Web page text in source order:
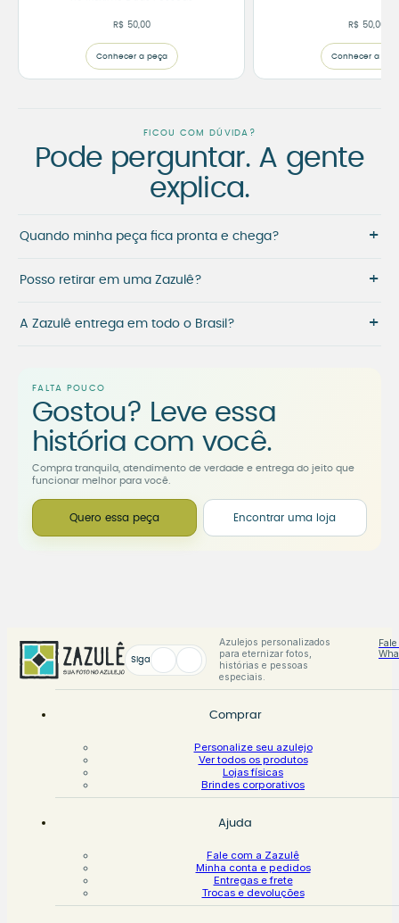
R$ 50,00
Conhecer a peça
R$ 50,00
Conhecer a
FICOU COM DÚVIDA?
Pode perguntar. A gente
explica.
Quando minha peça fica pronta e chega? +
Posso retirar em uma Zazulê? +
A Zazulê entrega em todo o Brasil? +
FALTA POUCO
Gostou? Leve essa
história com você.
Compra tranquila, atendimento de verdade e entrega do jeito que
funcionar melhor para você.
Quero essa peça Encontrar uma loja
Siga
Azulejos personalizados
para eternizar fotos,
histórias e pessoas
especiais.
Comprar
Personalize seu azulejo
Ver todos os produtos
Lojas físicas
Brindes corporativos
Ajuda
Fale com a Zazulê
Minha conta e pedidos
Entregas e frete
Trocas e devoluções